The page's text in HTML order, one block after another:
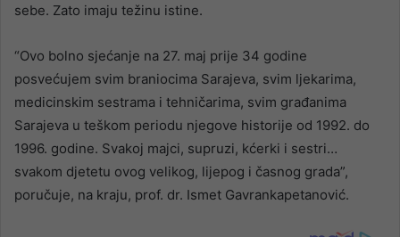
sebe. Zato imaju težinu istine.
“Ovo bolno sjećanje na 27. maj prije 34 godine
posvećujem svim braniocima Sarajeva, svim ljekarima,
medicinskim sestrama i tehničarima, svim građanima
Sarajeva u teškom periodu njegove historije od 1992. do
1996. godine. Svakoj majci, supruzi, kćerki i sestri…
svakom djetetu ovog velikog, lijepog i časnog grada”,
poručuje, na kraju, prof. dr. Ismet Gavrankapetanović.